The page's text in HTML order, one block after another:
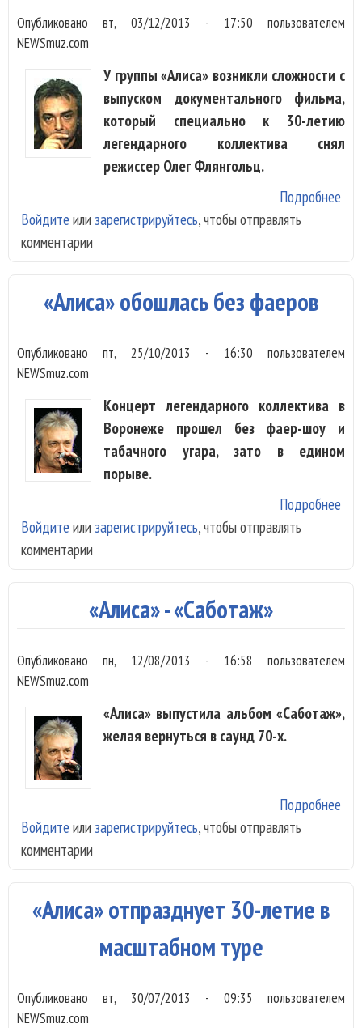
Опубликовановт, 03/12/2013 - 17:50 пользователем
NEWSmuz.com
У группы «Алиса» возникли сложности с
выпуском документального фильма,
который специально к 30-летию
легендарного коллектива снял
режиссер Олег Флянгольц.
Подробнее
Войдите или зарегистрируйтесь, чтобы отправлять
комментарии
«Алиса» обошлась без фаеров
Опубликованопт, 25/10/2013 - 16:30 пользователем
NEWSmuz.com
Концерт легендарного коллектива в
Воронеже прошел без фаер-шоу и
табачного угара, зато в едином
порыве.
Подробнее
Войдите или зарегистрируйтесь, чтобы отправлять
комментарии
«Алиса» - «Саботаж»
Опубликованопн, 12/08/2013 - 16:58 пользователем
NEWSmuz.com
«Алиса» выпустила альбом «Саботаж»,
желая вернуться в саунд 70-х.
Подробнее
Войдите или зарегистрируйтесь, чтобы отправлять
комментарии
«Алиса» отпразднует 30-летие в
масштабном туре
Опубликовановт, 30/07/2013 - 09:35 пользователем
NEWSmuz.com